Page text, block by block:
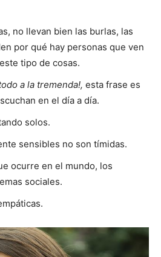
no llevan bien las burlas, las
por qué hay personas que ven
tipo de cosas.
a la tremenda!, esta frase es
en el día a día.
solos.
sensibles no son tímidas.
ocurre en el mundo, los
sociales.